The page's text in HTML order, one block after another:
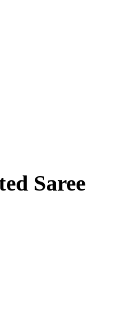
Saree